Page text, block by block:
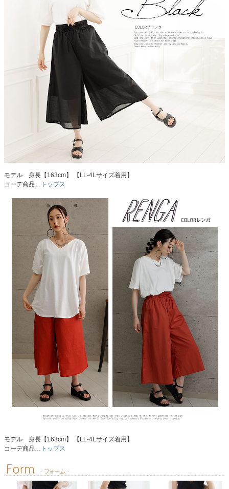
モデル 身長【163cm】 【LL-4Lサイズ着用】
コーデ商品… トップス
モデル 身長【163cm】 【LL-4Lサイズ着用】
コーデ商品… トップス